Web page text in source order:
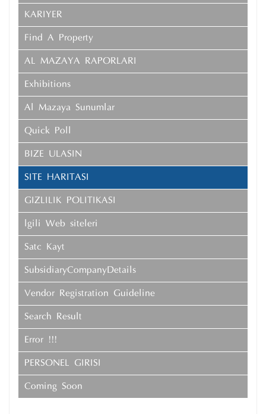
KARIYER
Find A Property
AL MAZAYA RAPORLARI
Exhibitions
Al Mazaya Sunumlar
Quick Poll
BIZE ULASIN
SITE HARITASI
GIZLILIK POLITIKASI
İlgili Web siteleri
Satıcı Kayıt
SubsidiaryCompanyDetails
Vendor Registration Guideline
Search Result
Error !!!
PERSONEL GIRISI
Coming Soon